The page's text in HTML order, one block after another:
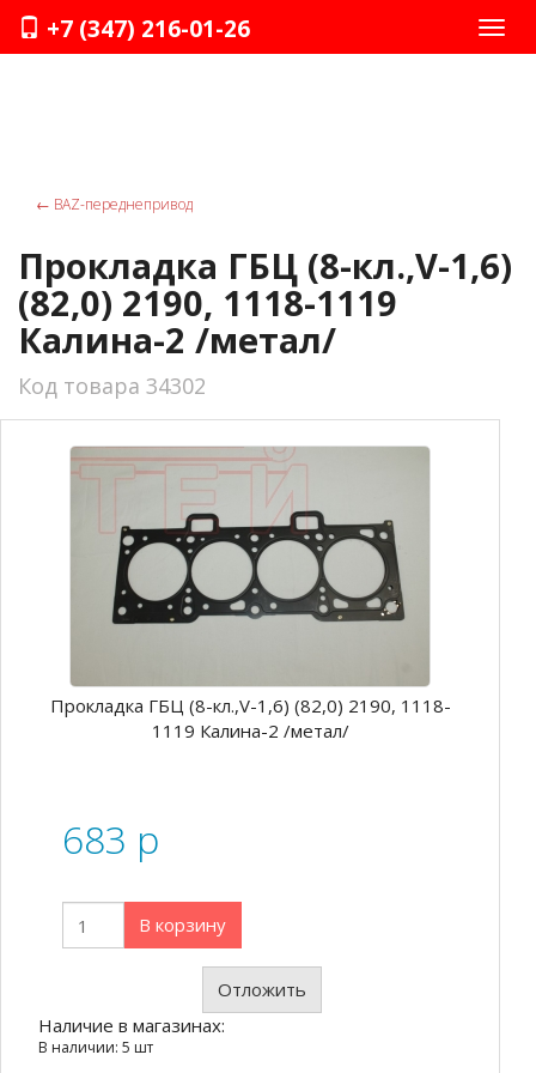
+7 (347) 216-01-26
← ВАZ-переднепривод
Прокладка ГБЦ (8-кл.,V-1,6)
(82,0) 2190, 1118-1119
Калина-2 /метал/
Код товара 34302
Прокладка ГБЦ (8-кл.,V-1,6) (82,0) 2190, 1118-
1119 Калина-2 /метал/
683 p
В корзину
Отложить
Наличие в магазинах:
В наличии: 5 шт